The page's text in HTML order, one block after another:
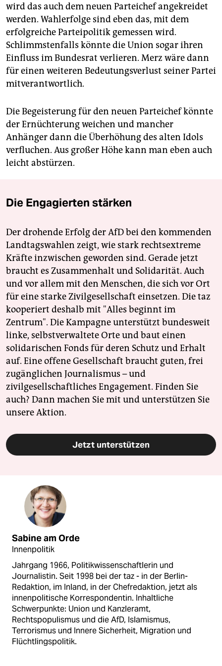
wird das auch dem neuen Parteichef angekreidet
werden. Wahlerfolge sind eben das, mit dem
erfolgreiche Parteipolitik gemessen wird.
Schlimmstenfalls könnte die Union sogar ihren
Einfluss im Bundesrat verlieren. Merz wäre dann
für einen weiteren Bedeutungsverlust seiner Partei
mitverantwortlich.
Die Begeisterung für den neuen Parteichef könnte
der Ernüchterung weichen und mancher
Anhänger dann die Überhöhung des alten Idols
verfluchen. Aus großer Höhe kann man eben auch
leicht abstürzen.
Die Engagierten stärken
Der drohende Erfolg der AfD bei den kommenden
Landtagswahlen zeigt, wie stark rechtsextreme
Kräfte inzwischen geworden sind. Gerade jetzt
braucht es Zusammenhalt und Solidarität. Auch
und vor allem mit den Menschen, die sich vor Ort
für eine starke Zivilgesellschaft einsetzen. Die taz
kooperiert deshalb mit "Alles beginnt im
Zentrum". Die Kampagne unterstützt bundesweit
linke, selbstverwaltete Orte und baut einen
solidarischen Fonds für deren Schutz und Erhalt
auf. Eine offene Gesellschaft braucht guten, frei
zugänglichen Journalismus – und
zivilgesellschaftliches Engagement. Finden Sie
auch? Dann machen Sie mit und unterstützen Sie
unsere Aktion.
Jetzt unterstützen
Sabine am Orde
Innenpolitik
Jahrgang 1966, Politikwissenschaftlerin und
Journalistin. Seit 1998 bei der taz - in der Berlin-
Redaktion, im Inland, in der Chefredaktion, jetzt als
innenpolitische Korrespondentin. Inhaltliche
Schwerpunkte: Union und Kanzleramt,
Rechtspopulismus und die AfD, Islamismus,
Terrorismus und Innere Sicherheit, Migration und
Flüchtlingspolitik.